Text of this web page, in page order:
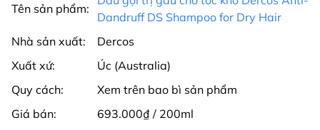
Tên sản phẩm:
Dandruff DS Shampoo for Dry Hair
Nhà sản xuất:
Dercos
Xuất xứ:
Úc (Australia)
Quy cách:
Xem trên bao bì sản phẩm
Giá bán:
693.000₫ / 200ml